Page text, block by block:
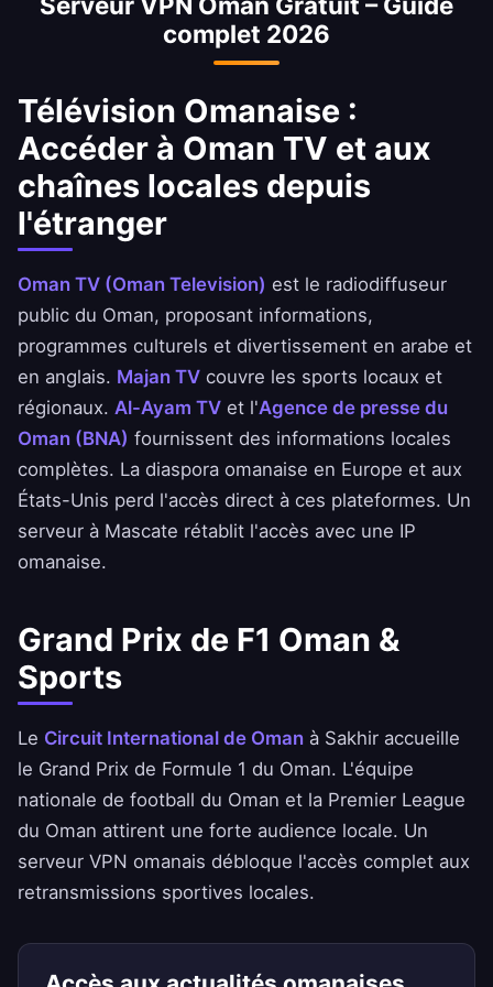
Oman, d'Ahli United Bank et de BBK.
complet 2026
Télévision Omanaise :
Accéder à Oman TV et aux
chaînes locales depuis
l'étranger
Oman TV (Oman Television) est le radiodiffuseur
public du Oman, proposant informations,
programmes culturels et divertissement en arabe et
en anglais. Majan TV couvre les sports locaux et
régionaux. Al-Ayam TV et l'Agence de presse du
Oman (BNA) fournissent des informations locales
complètes. La diaspora omanaise en Europe et aux
États-Unis perd l'accès direct à ces plateformes. Un
serveur à Mascate rétablit l'accès avec une IP
omanaise.
Grand Prix de F1 Oman &
Sports
Le Circuit International de Oman à Sakhir accueille
le Grand Prix de Formule 1 du Oman. L'équipe
nationale de football du Oman et la Premier League
du Oman attirent une forte audience locale. Un
serveur VPN omanais débloque l'accès complet aux
retransmissions sportives locales.